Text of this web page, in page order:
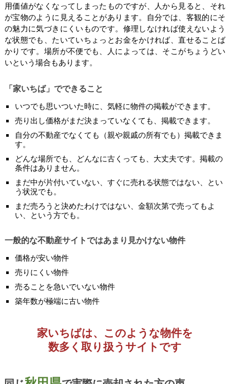
用価値がなくなってしまったものですが、人から見ると、それ
が宝物のように見えることがあります。自分では、客観的にそ
の魅力に気づきにくいものです。修理しなければ使えないよう
な状態でも、たいていちょっとお金をかければ、直せることば
かりです。場所が不便でも、人によっては、そこがちょうどい
いという場合もあります。
「家いちば」でできること
いつでも思いついた時に、気軽に物件の掲載ができます。
売り出し価格がまだ決まっていなくても、掲載できます。
自分の不動産でなくても（親や親戚の所有でも）掲載できま
す。
どんな場所でも、どんなに古くっても、大丈夫です。掲載の
条件はありません。
まだ中が片付いていない、すぐに売れる状態ではない、とい
う状況でも。
まだ売ろうと決めたわけではない、金額次第で売ってもよ
い、という方でも。
一般的な不動産サイトではあまり見かけない物件
価格が安い物件
売りにくい物件
売ることを急いでいない物件
築年数が極端に古い物件
家いちばは、このような物件を
数多く取り扱うサイトです